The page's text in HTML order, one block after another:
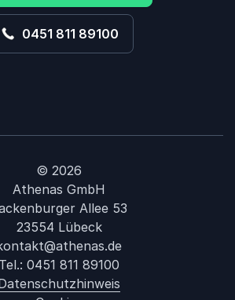
0451 811 89100
© 2026
Athenas GmbH
Allee 53
23554 Lübeck
Tel.: 0451 811 89100